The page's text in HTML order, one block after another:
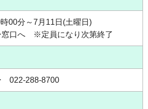
00分～7月11日(土曜日)
窓口へ ※定員になり次第終了
022-288-8700